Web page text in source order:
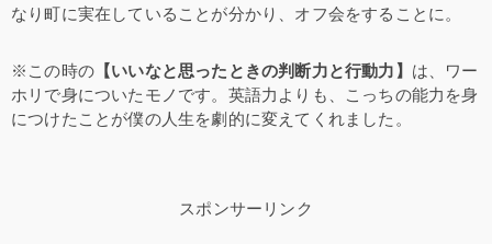
なり町に実在していることが分かり、オフ会をすることに。
※この時の 【いいなと思ったときの判断力と行動力】 は、ワー
ホリで身についたモノです。英語力よりも、こっちの能力を身
につけたことが僕の人生を劇的に変えてくれました。
スポンサーリンク